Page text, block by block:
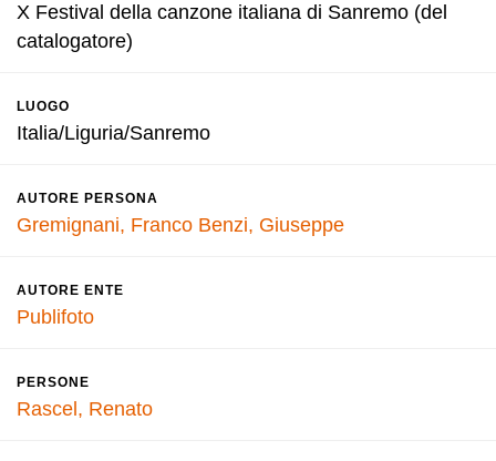
X Festival della canzone italiana di Sanremo (del
catalogatore)
LUOGO
Italia/Liguria/Sanremo
AUTORE PERSONA
Gremignani, Franco Benzi, Giuseppe
AUTORE ENTE
Publifoto
PERSONE
Rascel, Renato